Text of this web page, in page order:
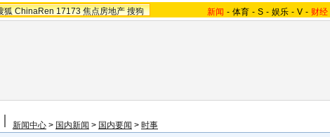
狐 ChinaRen 17173 焦点房地产 搜狗 新闻 - 体育 - S - 娱乐 - V - 财经
新闻中心 > 国内新闻 > 国内要闻 > 时事